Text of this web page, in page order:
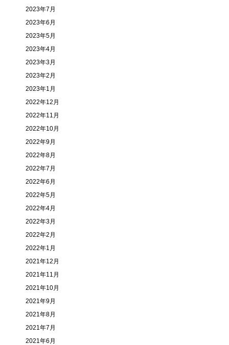
2023年7月
2023年6月
2023年5月
2023年4月
2023年3月
2023年2月
2023年1月
2022年12月
2022年11月
2022年10月
2022年9月
2022年8月
2022年7月
2022年6月
2022年5月
2022年4月
2022年3月
2022年2月
2022年1月
2021年12月
2021年11月
2021年10月
2021年9月
2021年8月
2021年7月
2021年6月